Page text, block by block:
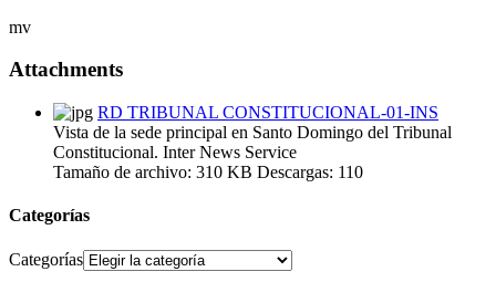
mv
Attachments
RD TRIBUNAL CONSTITUCIONAL-01-INS
Vista de la sede principal en Santo Domingo del Tribunal
Constitucional. Inter News Service
Tamaño de archivo: 310 KB Descargas: 110
Categorías
Categorías